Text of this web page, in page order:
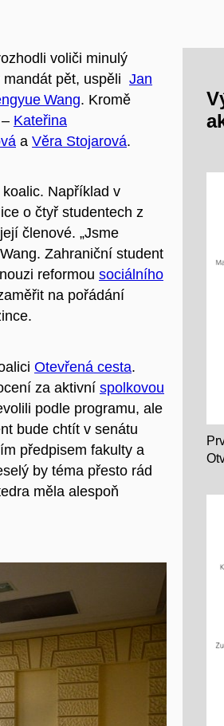
voliči minulý
pět, uspěli Jan
Wang. Kromě
Kateřina
a Věra Stojarová.
Například v
o čtyř studentech z
členové. „Jsme
Zahraniční student
reformou sociálního
na pořádání
Otevřená cesta.
za aktivní spolkovou
podle programu, ale
bude chtít v senátu
předpisem fakulty a
by téma přesto rád
měla alespoň